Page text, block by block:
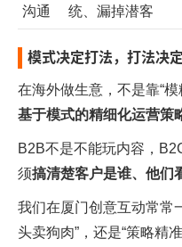
沟通
统、漏掉潜客
模式决定打法，打法决
在海外做生意，不是靠“
基于模式的精细化运营策
B2B不是不能玩内容，
须搞清楚客户是谁、他们
我们在厦门创意互动常常
头卖狗肉”，还是“策略精